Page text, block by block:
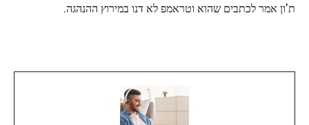
ת'ון אמר לכתבים שהוא וטראמפ לא דנו במירוץ ההנהגה.